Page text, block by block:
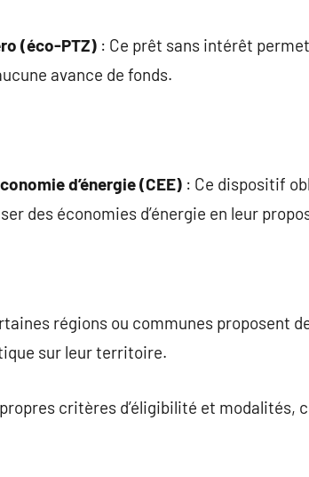
(éco-PTZ) : Ce prêt sans intérêt
avance de fonds.
d’énergie (CEE) : Ce dispositif
des économies d’énergie en leur
régions ou communes proposent
sur leur territoire.
critères d’éligibilité et modalités,